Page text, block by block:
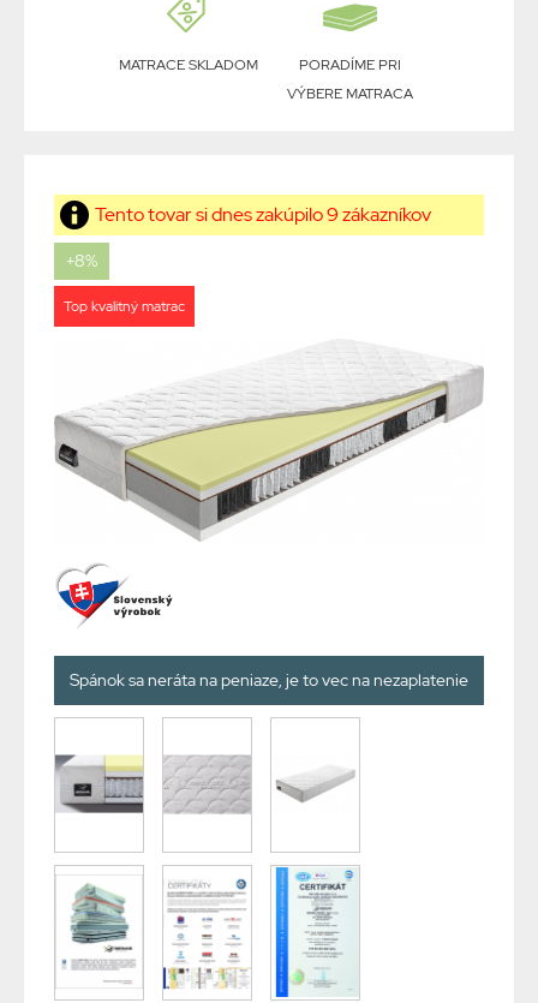
MATRACE SKLADOM
PORADÍME PRI
VÝBERE MATRACA
Tento tovar si dnes zakúpilo 9 zákazníkov
+8%
Top kvalitný matrac
Spánok sa neráta na peniaze, je to vec na nezaplatenie